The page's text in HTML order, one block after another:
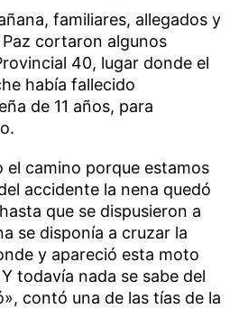
familiares, allegados y
cortaron algunos
40, lugar donde el
había fallecido
de 11 años, para
el camino porque estamos
accidente la nena quedó
que se dispusieron a
se disponía a cruzar la
y apareció esta moto
todavía nada se sabe del
contó una de las tías de la